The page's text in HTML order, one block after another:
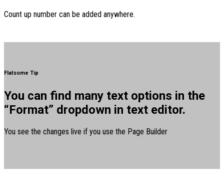
Count up number can be added anywhere.
Flatsome Tip
You can find many text options in the
“Format” dropdown in text editor.
You see the changes live if you use the Page Builder